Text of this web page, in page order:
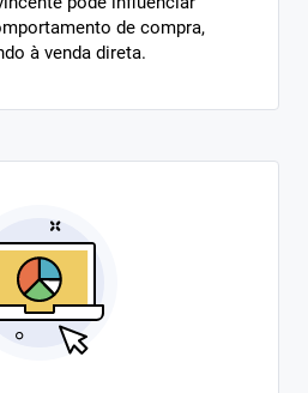
de compra,
à venda direta.